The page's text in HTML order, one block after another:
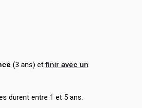
(3 ans) etfinir avec un
durent entre 1 et 5 ans.